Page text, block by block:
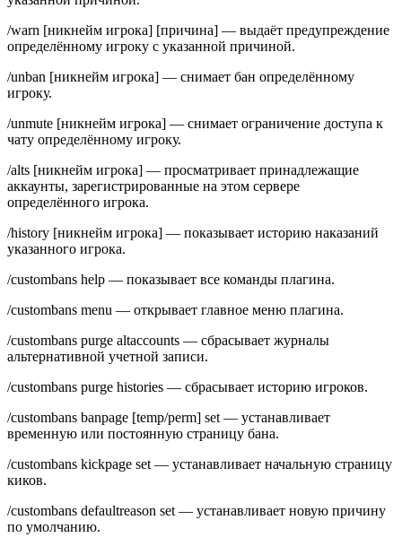
/warn [никнейм игрока] [причина] — выдаёт предупреждение
определённому игроку с указанной причиной.
/unban [никнейм игрока] — снимает бан определённому
игроку.
/unmute [никнейм игрока] — снимает ограничение доступа к
чату определённому игроку.
/alts [никнейм игрока] — просматривает принадлежащие
аккаунты, зарегистрированные на этом сервере
определённого игрока.
/history [никнейм игрока] — показывает историю наказаний
указанного игрока.
/custombans help — показывает все команды плагина.
/custombans menu — открывает главное меню плагина.
/custombans purge altaccounts — сбрасывает журналы
альтернативной учетной записи.
/custombans purge histories — сбрасывает историю игроков.
/custombans banpage [temp/perm] set — устанавливает
временную или постоянную страницу бана.
/custombans kickpage set — устанавливает начальную страницу
киков.
/custombans defaultreason set — устанавливает новую причину
по умолчанию.